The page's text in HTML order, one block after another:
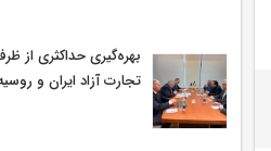
بهره‌گیری حداکثری از
تجارت آزاد ایران و